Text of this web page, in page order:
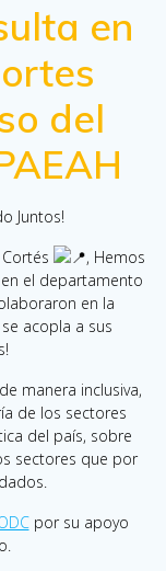
en
del
Juntos!
, Hemos
en el departamento
en la
acopla a sus
manera inclusiva,
de los sectores
del país, sobre
sectores que por
por su apoyo